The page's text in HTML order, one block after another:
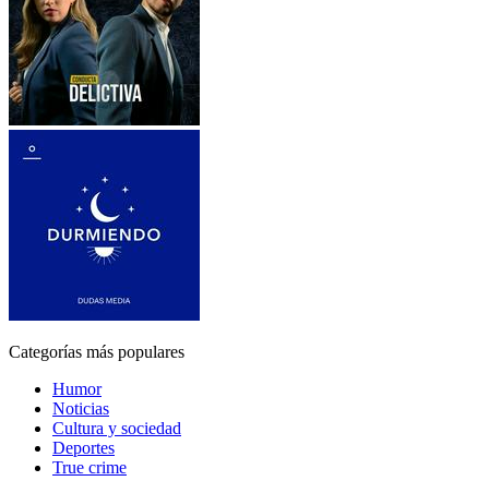
Categorías más populares
Humor
Noticias
Cultura y sociedad
Deportes
True crime